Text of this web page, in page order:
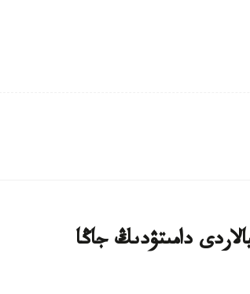
دامىتۋدىڭ جاڭا